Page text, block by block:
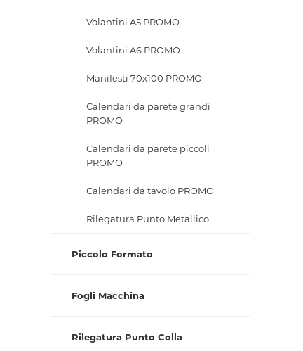
Volantini A5 PROMO
Volantini A6 PROMO
Manifesti 70x100 PROMO
Calendari da parete grandi
PROMO
Calendari da parete piccoli
PROMO
Calendari da tavolo PROMO
Rilegatura Punto Metallico
Piccolo Formato
Fogli Macchina
Rilegatura Punto Colla